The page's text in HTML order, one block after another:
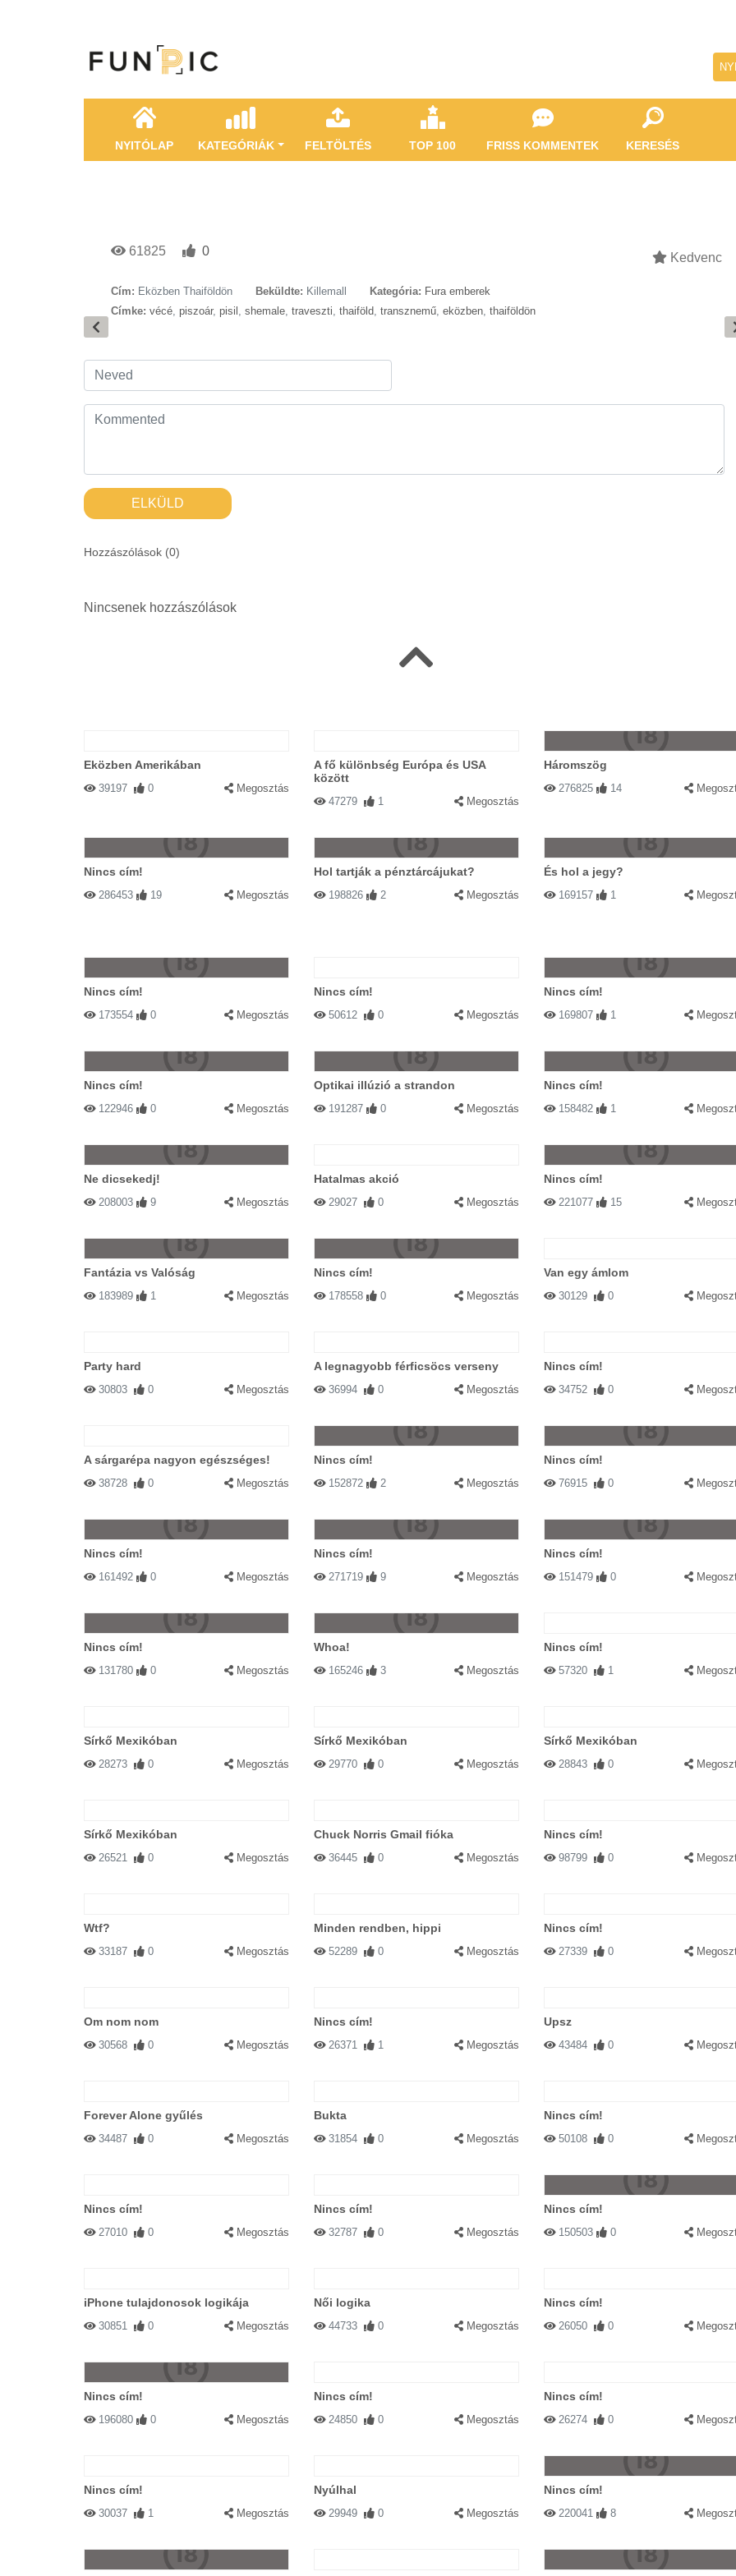
NYITÓLAP KATEGÓRIÁK FELTÖLTÉS TOP 100 FRISS KOMMENTEK KERESÉS
61825 0 Kedvenc
Cím: Eközben Thaiföldön Beküldte: Killemall Kategória: Fura emberek
Címke: vécé, piszoár, pisil , shemale, traveszti, thaiföld, transznemű, eközben, thaiföldön
ELKÜLD
Hozzászólások (0)
Nincsenek hozzászólások
Eközben Amerikában
39197 0 Megosztás
A fő különbség Európa és USA
között
47279 1 Megosztás
Háromszög
276825 14
Nincs cím!
286453 19 Megosztás
Hol tartják a pénztárcájukat?
198826 2 Megosztás
És hol a jegy?
169157 1
Nincs cím!
173554 0 Megosztás
Nincs cím!
50612 0 Megosztás
Nincs cím!
169807 1
Nincs cím!
122946 0 Megosztás
Optikai illúzió a strandon
191287 0 Megosztás
Nincs cím!
158482 1
Ne dicsekedj!
208003 9 Megosztás
Hatalmas akció
29027 0 Megosztás
Nincs cím!
221077 15
Fantázia vs Valóság
183989 1 Megosztás
Nincs cím!
178558 0 Megosztás
Van egy ámlom
30129 0
Party hard
30803 0 Megosztás
A legnagyobb férficsöcs verseny
36994 0 Megosztás
Nincs cím!
34752 0
A sárgarépa nagyon egészséges!
38728 0 Megosztás
Nincs cím!
152872 2 Megosztás
Nincs cím!
76915 0
Nincs cím!
161492 0 Megosztás
Nincs cím!
271719 9 Megosztás
Nincs cím!
151479 0
Nincs cím!
131780 0 Megosztás
Whoa!
165246 3 Megosztás
Nincs cím!
57320 1
Sírkő Mexikóban
28273 0 Megosztás
Sírkő Mexikóban
29770 0 Megosztás
Sírkő Mexikóban
28843 0
Sírkő Mexikóban
26521 0 Megosztás
Chuck Norris Gmail fióka
36445 0 Megosztás
Nincs cím!
98799 0
Wtf?
33187 0 Megosztás
Minden rendben, hippi
52289 0 Megosztás
Nincs cím!
27339 0
Om nom nom
30568 0 Megosztás
Nincs cím!
26371 1 Megosztás
Upsz
43484 0
Forever Alone gyűlés
34487 0 Megosztás
Bukta
31854 0 Megosztás
Nincs cím!
50108 0
Nincs cím!
27010 0 Megosztás
Nincs cím!
32787 0 Megosztás
Nincs cím!
150503 0
iPhone tulajdonosok logikája
30851 0 Megosztás
Női logika
44733 0 Megosztás
Nincs cím!
26050 0
Nincs cím!
196080 0 Megosztás
Nincs cím!
24850 0 Megosztás
Nincs cím!
26274 0
Nincs cím!
30037 1 Megosztás
Nyúlhal
29949 0 Megosztás
Nincs cím!
220041 8